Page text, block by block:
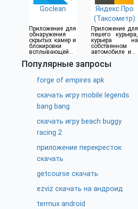
Goclean
Приложение для
обнаружения
скрытых камер и
блокировки
всплывающей
Яндекс.Про
(Таксометр)
Приложение для
пешего курьера,
курьера на
собственном
автомобиле или
Популярные запросы
forge of empires apk
скачать игру mobile legends
bang bang
скачать игру beach buggy
racing 2
приложение перекресток
скачать
getcourse скачать
ezviz скачать на андроид
termux android